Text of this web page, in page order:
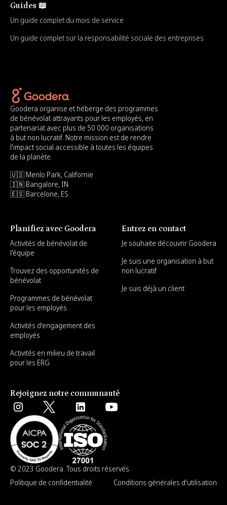
Guides 📖
Un guide complet du mois de service
Un guide complet sur la responsabilité sociale des entreprises
Goodera organise et héberge des programmes
de bénévolat attrayants pour les employés, en
partenariat avec plus de 50 000 organisations
à but non lucratif. Notre mission est de rendre
l'impact social accessible à toutes les équipes
de la planète.
🇺🇸 Menlo Park, Californie
🇮🇳 Bangalore, IN
🇪🇸 Barcelone, ES
Planifiez avec Goodera
Activités de bénévolat de
l'équipe
Trouvez des opportunités de
bénévolat
Programmes de bénévolat
pour les employés
Activités d'engagement des
employés
Activités en milieu de travail
pour les ERG
Entrez en contact
Je souhaite découvrir Goodera
Je suis une organisation à but
non lucratif
Je suis déjà un client
Rejoignez notre communauté
© 2023 Goodera. Tous droits réservés.
Politique de confidentialité
Conditions générales d'utilisation